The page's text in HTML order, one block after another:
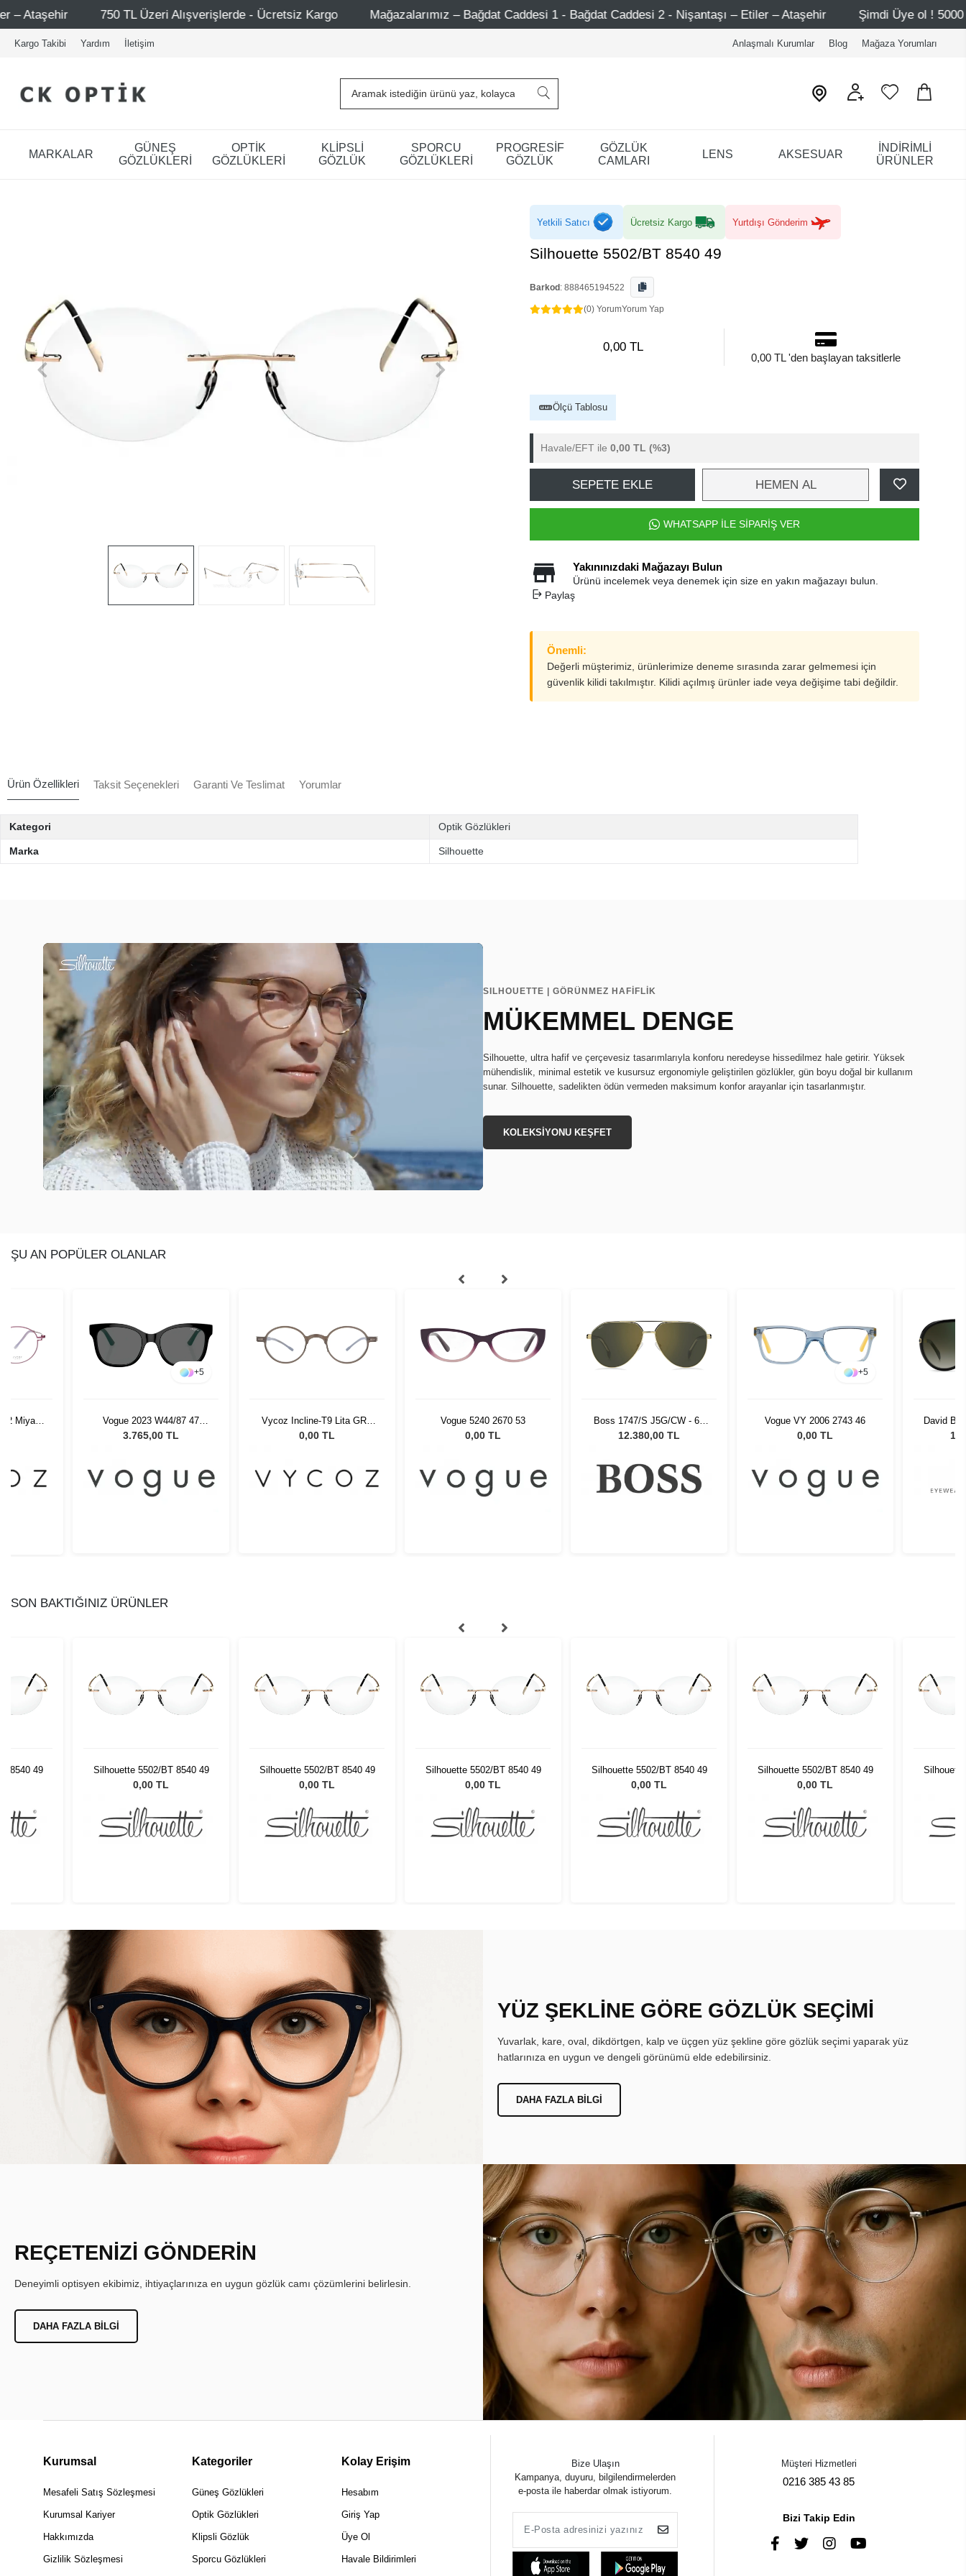
750 TL Üzeri Alışverişlerde - Ücretsiz Kargo Mağazalarımız – Bağdat Caddesi 1 - Bağdat Caddesi 2 - Nişantaşı – Etiler – Ataşehir Şimdi Üye ol ! 5000 TL üzeri ilk
Kargo Takibi Yardım İletişim Anlaşmalı Kurumlar Blog Mağaza Yorumları
MARKALAR
GÜNEŞ
GÖZLÜKLERİ
OPTİK
GÖZLÜKLERİ
KLİPSLİ
GÖZLÜK
SPORCU
GÖZLÜKLERİ
PROGRESİF
GÖZLÜK
GÖZLÜK
CAMLARI
LENS AKSESUAR
İNDİRİMLİ
ÜRÜNLER
Yetkili Satıcı Ücretsiz Kargo Yurtdışı Gönderim
Silhouette 5502/BT 8540 49
Barkod : 888465194522
(0) YorumYorum Yap
0,00 TL
0,00 TL 'den başlayan taksitlerle
Ölçü Tablosu
Havale/EFT ile 0,00 TL (%3)
SEPETE EKLE HEMEN AL
WHATSAPP İLE SİPARİŞ VER
Yakınınızdaki Mağazayı Bulun
Ürünü incelemek veya denemek için size en yakın mağazayı bulun.
Paylaş
Önemli:
Değerli müşterimiz, ürünlerimize deneme sırasında zarar gelmemesi için
güvenlik kilidi takılmıştır. Kilidi açılmış ürünler iade veya değişime tabi değildir.
Ürün Özellikleri Taksit Seçenekleri Garanti Ve Teslimat Yorumlar
Kategori Optik Gözlükleri
Marka Silhouette
SILHOUETTE | GÖRÜNMEZ HAFİFLİK
MÜKEMMEL DENGE
Silhouette, ultra hafif ve çerçevesiz tasarımlarıyla konforu neredeyse hissedilmez hale getirir. Yüksek
mühendislik, minimal estetik ve kusursuz ergonomiyle geliştirilen gözlükler, gün boyu doğal bir kullanım
sunar. Silhouette, sadelikten ödün vermeden maksimum konfor arayanlar için tasarlanmıştır.
KOLEKSİYONU KEŞFET
ŞU AN POPÜLER OLANLAR
2 Miya
+5
Vogue 2023 W44/87 47
Çocuk Güneş Gözlüğü
3.765,00 TL
Vycoz Incline-T9 Lita GRY
44-23 51652
0,00 TL
Vogue 5240 2670 53
0,00 TL
Boss 1747/S J5G/CW - 60
Unisex Güneş Gözlüğü
12.380,00 TL
+5
Vogue VY 2006 2743 46
0,00 TL
David
2M2/CS
SON BAKTIĞINIZ ÜRÜNLER
8540 49 Silhouette 5502/BT 8540 49
0,00 TL
Silhouette 5502/BT 8540 49
0,00 TL
Silhouette 5502/BT 8540 49
0,00 TL
Silhouette 5502/BT 8540 49
0,00 TL
Silhouette 5502/BT 8540 49
0,00 TL
YÜZ ŞEKLİNE GÖRE GÖZLÜK SEÇİMİ
Yuvarlak, kare, oval, dikdörtgen, kalp ve üçgen yüz şekline göre gözlük seçimi yaparak yüz
hatlarınıza en uygun ve dengeli görünümü elde edebilirsiniz.
DAHA FAZLA BILGI
REÇETENİZİ GÖNDERİN
Deneyimli optisyen ekibimiz, ihtiyaçlarınıza en uygun gözlük camı çözümlerini belirlesin.
DAHA FAZLA BILGI
Kurumsal
Mesafeli Satış Sözleşmesi
Kurumsal Kariyer
Hakkımızda
Gizlilik Sözleşmesi
Kategoriler
Güneş Gözlükleri
Optik Gözlükleri
Klipsli Gözlük
Sporcu Gözlükleri
Kolay Erişim
Hesabım
Giriş Yap
Üye Ol
Havale Bildirimleri
Bize Ulaşın
Kampanya, duyuru, bilgilendirmelerden
e-posta ile haberdar olmak istiyorum.
Müşteri Hizmetleri
0216 385 43 85
Bizi Takip Edin